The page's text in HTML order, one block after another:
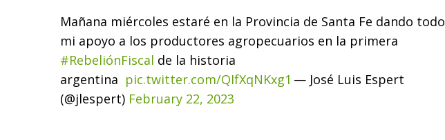
Mañana miércoles estaré en la Provincia de Santa Fe dando todo
mi apoyo a los productores agropecuarios en la primera
#RebeliónFiscal de la historia
argentina pic.twitter.com/QIfXqNKxg1 — José Luis Espert
(@jlespert) February 22, 2023